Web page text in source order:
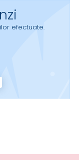
efectuate.